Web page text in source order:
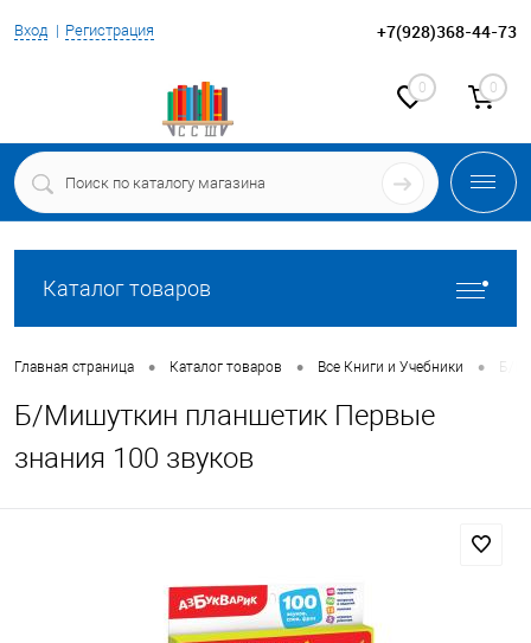
Вход Регистрация +7(928)368-44-73
0 0
Каталог товаров
Главная страница • Каталог товаров • Все Книги и Учебники • Б/
Б/Мишуткин планшетик Первые
знания 100 звуков